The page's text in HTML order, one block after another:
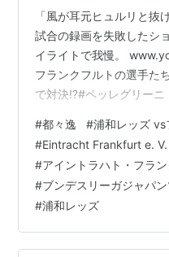
「風が耳元ヒュルリと抜
試合の録画を失敗したシ
イライトで我慢。
フランクフルトの選手た
で対決⁉️#ペッレグリーニ
勝つのは😏🇯🇵#SGE | #
ャパンツアー2022 | #ア
| #スカパー
Frankfurt
#都々逸 #浦和レッズ vs
#Eintracht Frankfurt e. V.
#アイントラハト・フラン
#ブンデスリーガジャパ
#浦和レッズ